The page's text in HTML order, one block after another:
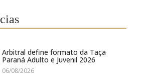
Arbitral define formato da Taça
Paraná Adulto e Juvenil 2026
06/08/2026